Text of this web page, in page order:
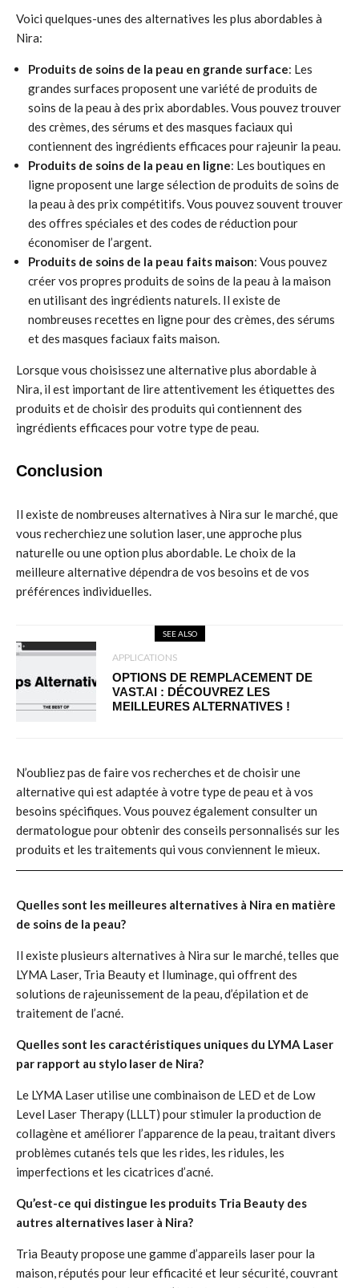
Voici quelques-unes des alternatives les plus abordables à
Nira:
Produits de soins de la peau en grande surface: Les
grandes surfaces proposent une variété de produits de
soins de la peau à des prix abordables. Vous pouvez trouver
des crèmes, des sérums et des masques faciaux qui
contiennent des ingrédients efficaces pour rajeunir la peau.
Produits de soins de la peau en ligne: Les boutiques en
ligne proposent une large sélection de produits de soins de
la peau à des prix compétitifs. Vous pouvez souvent trouver
des offres spéciales et des codes de réduction pour
économiser de l’argent.
Produits de soins de la peau faits maison: Vous pouvez
créer vos propres produits de soins de la peau à la maison
en utilisant des ingrédients naturels. Il existe de
nombreuses recettes en ligne pour des crèmes, des sérums
et des masques faciaux faits maison.
Lorsque vous choisissez une alternative plus abordable à
Nira, il est important de lire attentivement les étiquettes des
produits et de choisir des produits qui contiennent des
ingrédients efficaces pour votre type de peau.
Conclusion
Il existe de nombreuses alternatives à Nira sur le marché, que
vous recherchiez une solution laser, une approche plus
naturelle ou une option plus abordable. Le choix de la
meilleure alternative dépendra de vos besoins et de vos
préférences individuelles.
SEE ALSO
APPLICATIONS
OPTIONS DE REMPLACEMENT DE
VAST.AI : DÉCOUVREZ LES
MEILLEURES ALTERNATIVES !
N’oubliez pas de faire vos recherches et de choisir une
alternative qui est adaptée à votre type de peau et à vos
besoins spécifiques. Vous pouvez également consulter un
dermatologue pour obtenir des conseils personnalisés sur les
produits et les traitements qui vous conviennent le mieux.
Quelles sont les meilleures alternatives à Nira en matière
de soins de la peau?
Il existe plusieurs alternatives à Nira sur le marché, telles que
LYMA Laser, Tria Beauty et Iluminage, qui offrent des
solutions de rajeunissement de la peau, d’épilation et de
traitement de l’acné.
Quelles sont les caractéristiques uniques du LYMA Laser
par rapport au stylo laser de Nira?
Le LYMA Laser utilise une combinaison de LED et de Low
Level Laser Therapy (LLLT) pour stimuler la production de
collagène et améliorer l’apparence de la peau, traitant divers
problèmes cutanés tels que les rides, les ridules, les
imperfections et les cicatrices d’acné.
Qu’est-ce qui distingue les produits Tria Beauty des
autres alternatives laser à Nira?
Tria Beauty propose une gamme d’appareils laser pour la
maison, réputés pour leur efficacité et leur sécurité, couvrant